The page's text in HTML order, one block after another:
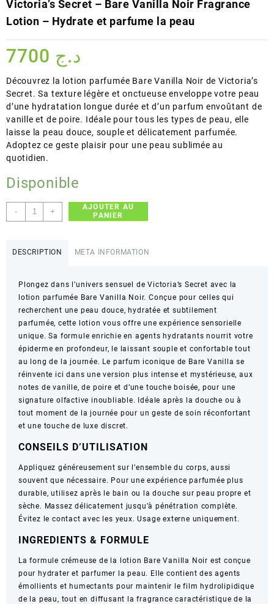
Victoria’s Secret – Bare Vanilla Noir Fragrance
Lotion – Hydrate et parfume la peau
د.ج
Découvrez la lotion parfumée Bare Vanilla Noir de Victoria’s
Secret. Sa texture légère et onctueuse enveloppe votre peau
d’une hydratation longue durée et d’un parfum envoûtant de
vanille et de poire. Idéale pour tous les types de peau, elle
laisse la peau douce, souple et délicatement parfumée.
Adoptez ce geste plaisir pour une peau sublimée au
quotidien.
Disponible
-
quantité
de
Vanilla
Noir
Fragrance
Lotion
–
Hydrate
et
parfume
la
peau
+
AJOUTER AU
PANIER
DESCRIPTION META INFORMATION
Plongez dans l’univers sensuel de Victoria’s Secret avec la
lotion parfumée Bare Vanilla Noir. Conçue pour celles qui
recherchent une peau douce, hydratée et subtilement
parfumée, cette lotion vous offre une expérience sensorielle
unique. Sa formule enrichie en agents hydratants nourrit votre
épiderme en profondeur, le laissant souple et confortable tout
au long de la journée. Le parfum iconique de Bare Vanilla se
réinvente ici dans une version plus intense et mystérieuse, aux
notes de vanille, de poire et d’une touche boisée, pour une
signature olfactive inoubliable. Idéale après la douche ou à
tout moment de la journée pour un geste de soin réconfortant
et une touche de luxe discret.
CONSEILS D’UTILISATION
Appliquez généreusement sur l’ensemble du corps, aussi
souvent que nécessaire. Pour une expérience parfumée plus
durable, utilisez après le bain ou la douche sur peau propre et
sèche. Massez délicatement jusqu’à pénétration complète.
Évitez le contact avec les yeux. Usage externe uniquement.
INGREDIENTS & FORMULE
La formule crémeuse de la lotion Bare Vanilla Noir est conçue
pour hydrater et parfumer la peau. Elle contient des agents
émollients et humectants pour maintenir le film hydrolipidique
de la peau, tout en diffusant la fragrance caractéristique de la